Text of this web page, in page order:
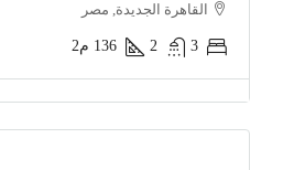
القاهرة الجديدة, مصر
3
2
136 م2